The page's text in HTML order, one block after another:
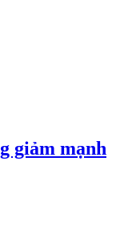
giảm mạnh